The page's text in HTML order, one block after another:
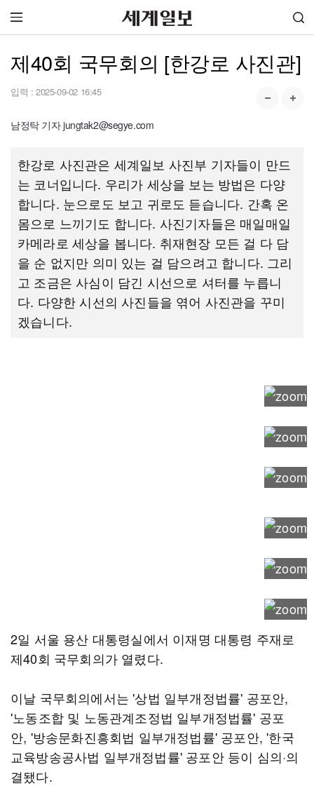
제40회 국무회의 [한강로 사진관]
입력 : 2025-09-02 16:45
남정탁 기자 jungtak2@segye.com
한강로 사진관은 세계일보 사진부 기자들이 만드
는 코너입니다. 우리가 세상을 보는 방법은 다양
합니다. 눈으로도 보고 귀로도 듣습니다. 간혹 온
몸으로 느끼기도 합니다. 사진기자들은 매일매일
카메라로 세상을 봅니다. 취재현장 모든 걸 다 담
을 순 없지만 의미 있는 걸 담으려고 합니다. 그리
고 조금은 사심이 담긴 시선으로 셔터를 누릅니
다. 다양한 시선의 사진들을 엮어 사진관을 꾸미
겠습니다.
2일 서울 용산 대통령실에서 이재명 대통령 주재로
제40회 국무회의가 열렸다.
이날 국무회의에서는 '상법 일부개정법률' 공포안,
'노동조합 및 노동관계조정법 일부개정법률' 공포
안, '방송문화진흥회법 일부개정법률' 공포안, '한국
교육방송공사법 일부개정법률' 공포안 등이 심의·의
결됐다.